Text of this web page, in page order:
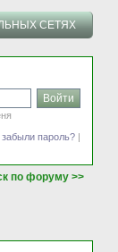
СЕТЯХ
забыли пароль? |
по форуму >>